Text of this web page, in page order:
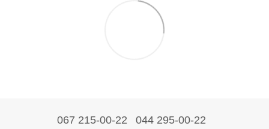
067 215-00-22 044 295-00-22